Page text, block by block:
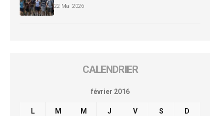
22 Mai 2026
CALENDRIER
février 2016
L M M J V S D